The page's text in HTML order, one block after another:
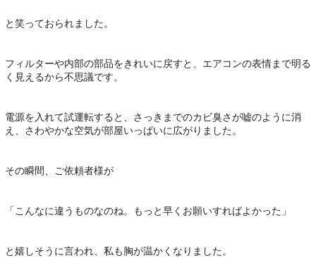
と笑っておられました。
フィルターや内部の部品をきれいに戻すと、エアコンの表情まで明る
く見えるから不思議です。
電源を入れて試運転すると、さっきまでのカビ臭さが嘘のように消
え、さわやかな空気が部屋いっぱいに広がりました。
その瞬間、ご依頼者様が
「こんなに違うものなのね。もっと早くお願いすればよかった」
と嬉しそうに言われ、私も胸が温かくなりました。